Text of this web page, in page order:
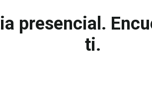
presencial.
ti.